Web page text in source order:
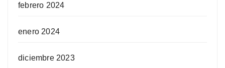
febrero 2024
enero 2024
diciembre 2023